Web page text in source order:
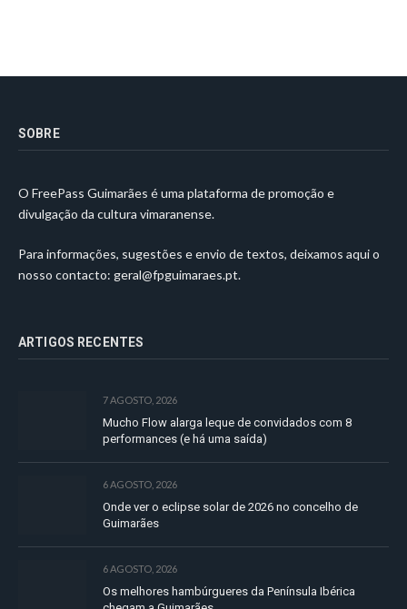
SOBRE
O FreePass Guimarães é uma plataforma de promoção e
divulgação da cultura vimaranense.
Para informações, sugestões e envio de textos, deixamos aqui o
nosso contacto: geral@fpguimaraes.pt.
ARTIGOS RECENTES
7 AGOSTO, 2026
Mucho Flow alarga leque de convidados com 8
performances (e há uma saída)
6 AGOSTO, 2026
Onde ver o eclipse solar de 2026 no concelho de
Guimarães
6 AGOSTO, 2026
Os melhores hambúrgueres da Península Ibérica